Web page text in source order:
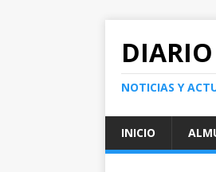
NOTICIAS Y
INICIO